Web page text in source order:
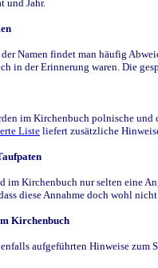
und Jahr.
Namen findet man häufig
in der Erinnerung waren. Die
im Kirchenbuch polnische und
Liste liefert zusätzliche
im Kirchenbuch nur selten eine
diese Annahme doch wohl
Kirchenbuch
aufgeführten Hinweise zum